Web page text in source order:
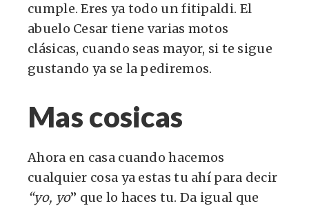
cumple. Eres ya todo un fitipaldi. El
abuelo Cesar tiene varias motos
clásicas, cuando seas mayor, si te sigue
gustando ya se la pediremos.
Mas cosicas
Ahora en casa cuando hacemos
cualquier cosa ya estas tu ahí para decir
“yo, yo” que lo haces tu. Da igual que